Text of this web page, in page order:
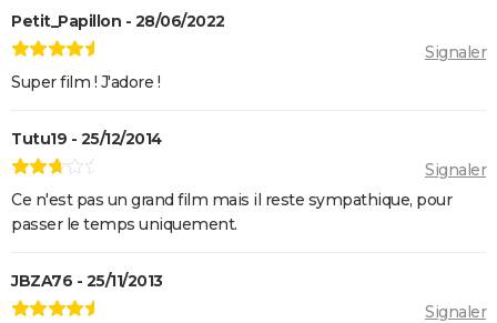
Petit_Papillon - 28/06/2022
Signaler
Super film ! J'adore !
Tutu19 - 25/12/2014
Signaler
Ce n'est pas un grand film mais il reste sympathique, pour
passer le temps uniquement.
JBZA76 - 25/11/2013
Signaler